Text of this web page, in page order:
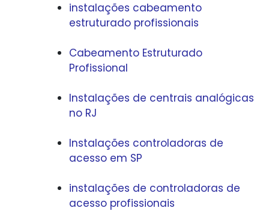
instalações cabeamento
estruturado profissionais
Cabeamento Estruturado
Profissional
Instalações de centrais analógicas
no RJ
Instalações controladoras de
acesso em SP
instalações de controladoras de
acesso profissionais